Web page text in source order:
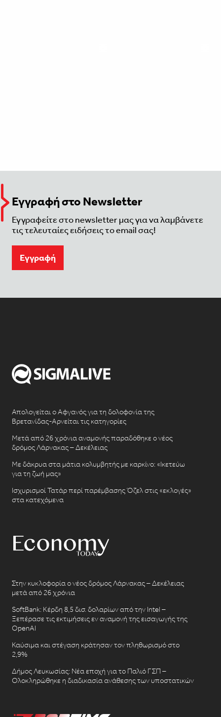
Εγγραφή στο Newsletter
Εγγραφείτε στο newsletter μας για να λαμβάνετε
τις τελευταίες ειδήσεις το email σας!
Eγγραφή
Απολογείται ο Αφγανός για τη δολοφονία της
Βρετανίδας-Αρνείται τις κατηγορίες
Μετά από 26 χρόνια αναμονής παραδόθηκε ο νέος
δρόμος Λάρνακας – Δεκέλειας
Με δάκρυα στα μάτια κολυμβητής με καρκίνο: «Ικετεύω
για τη ζωή μας»
Ισχυρισμοί Τατάρ περί παρέμβασης Όζελ στις «εκλογές»
στα κατεχόμενα
Στην κυκλοφορία ο νέος δρόμος Λάρνακας – Δεκέλειας
μετά από 26 χρόνια
SoftBank: Κέρδη 8,5 δισ. δολαρίων από την Intel –
Ξεπέρασε τις εκτιμήσεις εν αναμονή της εισαγωγής της
OpenAI
Καύσιμα και στέγαση κράτησαν τον πληθωρισμό στο
2,9%
Δήμος Λευκωσίας: Νέα εποχή για το Παλιό ΓΣΠ –
Ολοκληρώθηκε η διαδικασία ανάθεσης των υποστατικών